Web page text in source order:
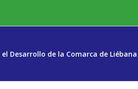
Desarrollo de la Comarca de Liébana